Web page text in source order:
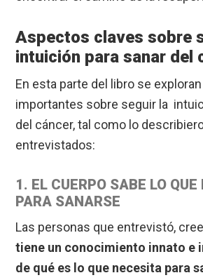
Aspectos claves sobre
intuición para sanar del
En esta parte del libro se
importantes sobre seguir la
del cáncer, tal como lo
entrevistados:
1. EL CUERPO SABE LO
PARA SANARSE
Las personas que entrevistó,
tiene un conocimiento innato e
de qué es lo que necesita para